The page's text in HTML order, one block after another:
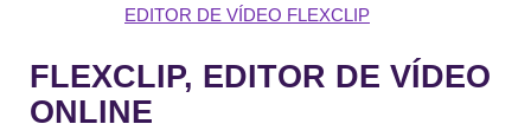
EDITOR DE VÍDEO FLEXCLIP
FLEXCLIP, EDITOR DE VÍDEO
ONLINE